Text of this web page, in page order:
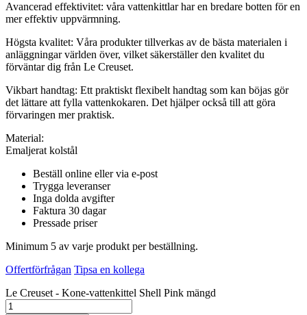
Avancerad effektivitet: våra vattenkittlar har en bredare botten för en
mer effektiv uppvärmning.
Högsta kvalitet: Våra produkter tillverkas av de bästa materialen i
anläggningar världen över, vilket säkerställer den kvalitet du
förväntar dig från Le Creuset.
Vikbart handtag: Ett praktiskt flexibelt handtag som kan böjas gör
det lättare att fylla vattenkokaren. Det hjälper också till att göra
förvaringen mer praktisk.
Material:
Emaljerat kolstål
Beställ online eller via e-post
Trygga leveranser
Inga dolda avgifter
Faktura 30 dagar
Pressade priser
Minimum 5 av varje produkt per beställning.
Offertförfrågan Tipsa en kollega
Le Creuset - Kone-vattenkittel Shell Pink mängd